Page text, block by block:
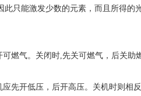
只能激发少数的元素，而且所得的
燃气。关闭时,先关可燃气，后关
先开低压，后开高压。关机时则相反